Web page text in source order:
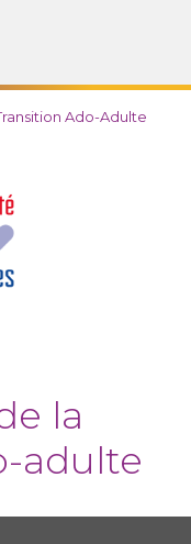
Ado-Adulte
la
adulte